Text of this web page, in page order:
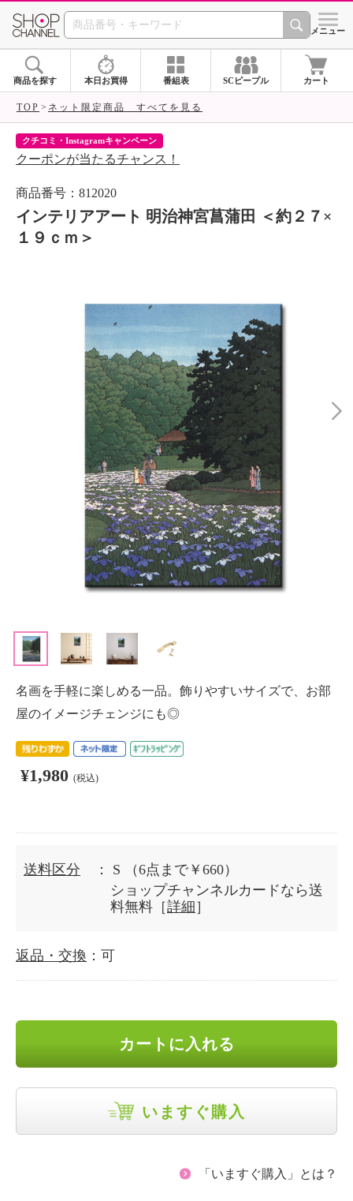
SHOP CHANNEL シメニュー
商品を探す 本日お買得 番組表 SCピープル カート
TOP ネット限定商品 すべてを見る
クチコミ・Instagramキャンペーン
クーポンが当たるチャンス！
商品番号：812020
インテリアアート 明治神宮菖蒲田 ＜約２７×
１９ｃｍ＞
名画を手軽に楽しめる一品。飾りやすいサイズで、お部
屋のイメージチェンジにも◎
¥1,980 (税込)
送料区分 ： S
（6点まで￥660）
ショップチャンネルカードなら送
料無料［詳細 ］
返品・交換 ：可
カートに入れる
いますぐ購入
「いますぐ購入」とは？